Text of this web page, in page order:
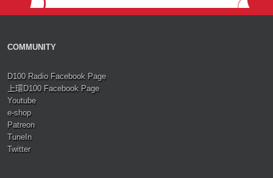
COMMUNITY
D100 Radio Facebook Page
上環D100 Facebook Page
Youtube
e-shop
Patreon
TuneIn
Twitter